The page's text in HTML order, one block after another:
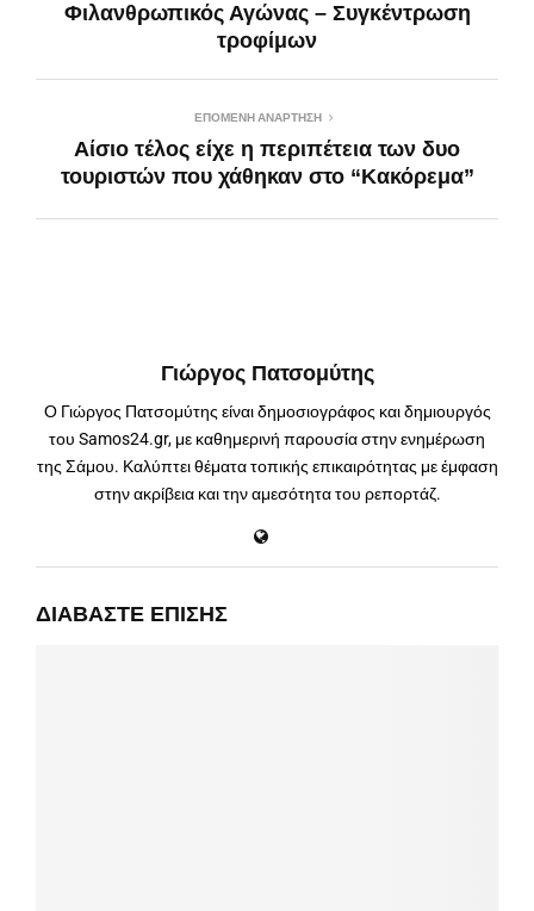
Φιλανθρωπικός Αγώνας – Συγκέντρωση
τροφίμων
ΕΠΌΜΕΝΗ ΑΝΆΡΤΗΣΗ
Αίσιο τέλος είχε η περιπέτεια των δυο
τουριστών που χάθηκαν στο “Κακόρεμα”
Γιώργος Πατσομύτης
Ο Γιώργος Πατσομύτης είναι δημοσιογράφος και δημιουργός
του Samos24.gr, με καθημερινή παρουσία στην ενημέρωση
της Σάμου. Καλύπτει θέματα τοπικής επικαιρότητας με έμφαση
στην ακρίβεια και την αμεσότητα του ρεπορτάζ.
ΔΙΑΒΆΣΤΕ ΕΠΊΣΗΣ